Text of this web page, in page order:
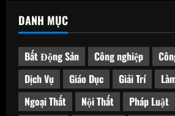
DANH MỤC
Bất Động Sản Công nghiệp
Dịch Vụ
Giáo Dục Giải Trí
Ngoại Thất
Nội Thất Pháp Luật